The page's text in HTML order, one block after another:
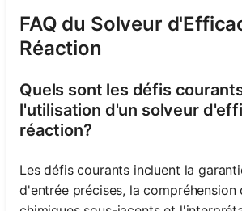
FAQ du Solveur
Réaction
Quels sont les défis
l'utilisation d'un solveur
réaction?
Les défis courants incluent la
d'entrée précises, la compréhension